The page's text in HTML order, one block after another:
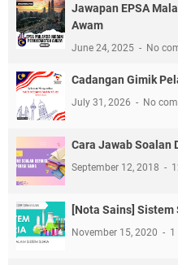
Jawapan EPSA
Awam
June 24, 2025 No
Cadangan Gimik
July 31, 2026 No
Cara Jawab Soalan
September 12, 2018
[Nota Sains] Sistem
November 15, 2020 1